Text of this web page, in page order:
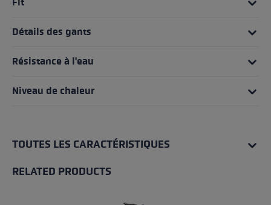
Détails des gants
Résistance à l'eau
Niveau de chaleur
TOUTES LES CARACTÉRISTIQUES
RELATED PRODUCTS